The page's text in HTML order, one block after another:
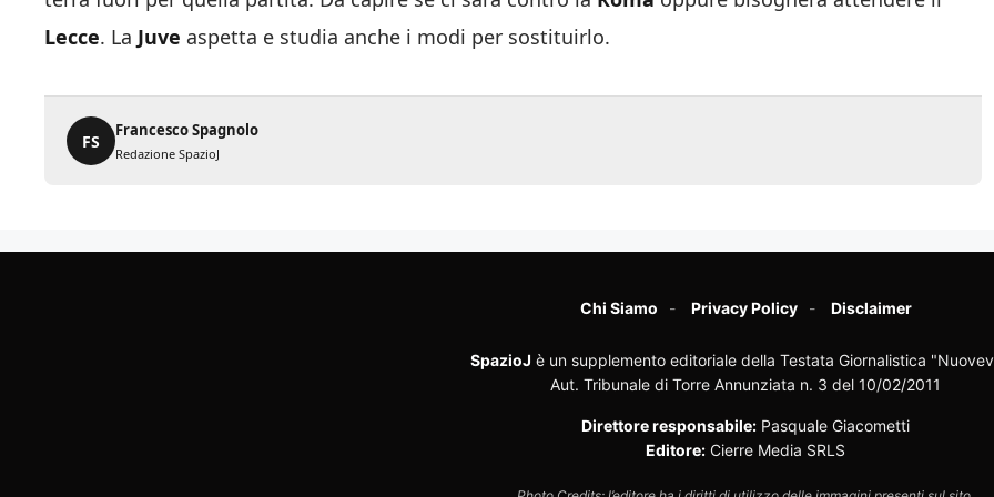
Lecce. La Juve aspetta e studia anche i modi per sostituirlo.
FS
Francesco Spagnolo
Redazione SpazioJ
Chi Siamo Privacy Policy Disclaimer
SpazioJ è un supplemento editoriale della Testata Giornalistica
Aut. Tribunale di Torre Annunziata n. 3 del 10/02/2011
Direttore responsabile: Pasquale Giacometti
Editore: Cierre Media SRLS